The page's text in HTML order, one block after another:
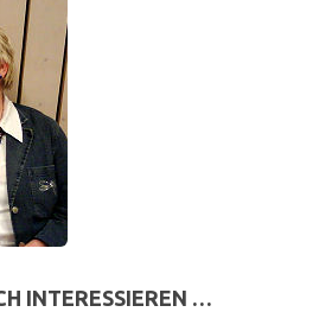
INTERESSIEREN …